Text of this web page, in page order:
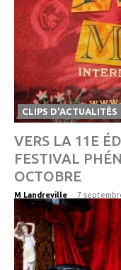
CLIPS D'ACTUALITÉS
VERS LA 11E
FESTIVAL
OCTOBRE
M Landreville - 7